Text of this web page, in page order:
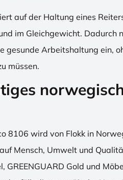
auf der Haltung eines
im Gleichgewicht. Dadurch
gesunde Arbeitshaltung ein,
müssen.
8106 wird von Flokk in
Mensch, Umwelt und
GREENGUARD Gold und